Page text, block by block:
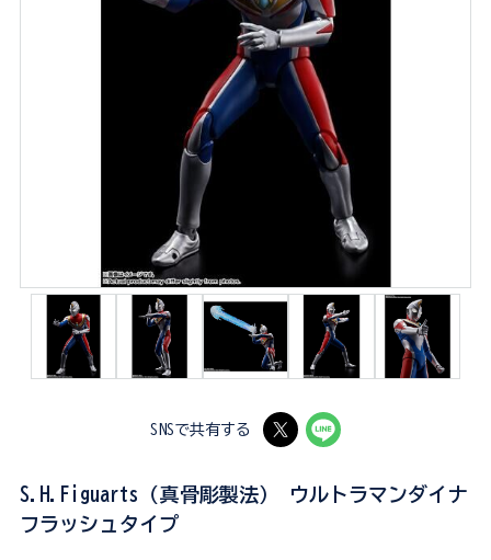
SNSで共有する
S.H.Figuarts（真骨彫製法） ウルトラマンダイナ
フラッシュタイプ